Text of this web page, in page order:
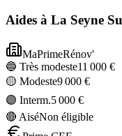
Aides à La Seyne
MaPrimeRénov'
🔵 Très modeste11 000 €
🟡 Modeste9 000 €
🟣 Interm.5 000 €
🔴 AiséNon éligible